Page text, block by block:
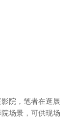
院，笔者在逛展
场景，可供现场